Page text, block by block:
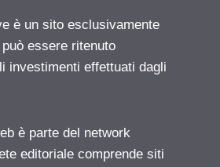
è un sito esclusivamente
essere ritenuto
investimenti effettuati dagli
è parte del network
editoriale comprende siti